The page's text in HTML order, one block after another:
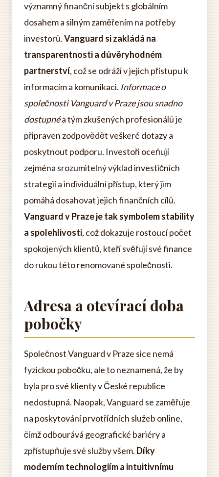
významný finanční subjekt s globálním
dosahem a silným zaměřením na potřeby
investorů.Vanguard si zakládá na
transparentnosti a důvěryhodném
partnerství, což se odráží v jejich přístupu k
informacím a komunikaci. Informace o
společnosti Vanguard v Praze jsou snadno
dostupnéa tým zkušených profesionálů je
připraven zodpovědět veškeré dotazy a
poskytnout podporu. Investoři oceňují
zejména srozumitelný výklad investičních
strategií a individuální přístup, který jim
pomáhá dosahovat jejich finančních cílů.
Vanguard v Praze je tak symbolem stability
a spolehlivosti, což dokazuje rostoucí počet
spokojených klientů, kteří svěřují své finance
do rukou této renomované společnosti.
Adresa a otevírací doba
pobočky
Společnost Vanguard v Praze sice nemá
fyzickou pobočku, ale to neznamená, že by
byla pro své klienty v České republice
nedostupná. Naopak, Vanguard se zaměřuje
na poskytování prvotřídních služeb online,
čímž odbourává geografické bariéry a
zpřístupňuje své služby všem. Díky
moderním technologiím a intuitivnímu